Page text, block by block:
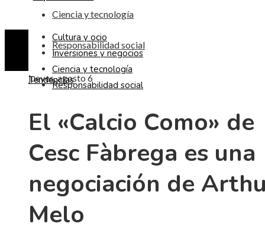
Ciencia y tecnología
Responsabilidad social
jueves, agosto 6
Cultura y ocio
Inversiones y negocios
Ciencia y tecnología
Responsabilidad social
Tendencias
El «Calcio Como» de
Cesc Fàbrega es una
negociación de
Melo